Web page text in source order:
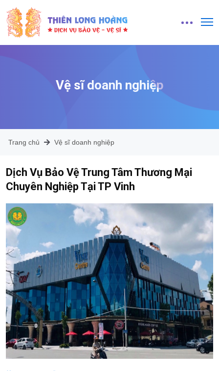
Vệ sĩ doanh nghiệp
Trang chủ Vệ sĩ doanh nghiệp
Dịch Vụ Bảo Vệ Trung Tâm Thương Mại
Chuyên Nghiệp Tại TP Vinh